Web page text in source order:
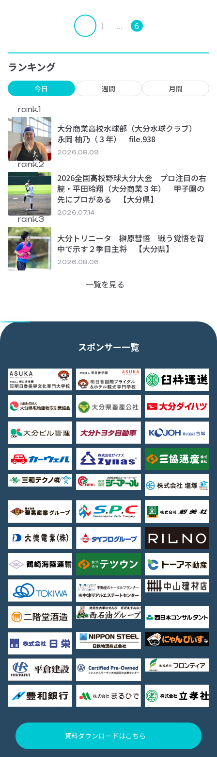
1 ... 6
ランキング
今日 週間 月間
rank.1
大分商業高校水球部（大分水球クラブ）
永岡 柚乃（３年） file.938
2026.08.09
rank.2
2026全国高校野球大分大会 プロ注目の右
腕・平田玲翔（大分商業３年） 甲子園の
先にプロがある 【大分県】
2026.07.14
rank.3
大分トリニータ 榊原彗悟 戦う覚悟を背
中で示す２季目主将 【大分県】
2026.08.06
一覧を見る
スポンサー一覧
資料ダウンロードはこちら